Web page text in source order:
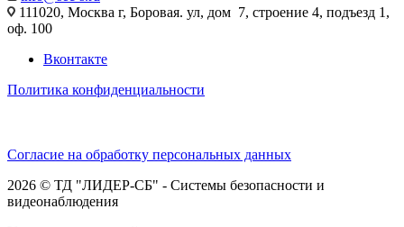
111020, Москва г, Боровая. ул, дом 7, строение 4, подъезд 1,
оф. 100
Вконтакте
Политика конфиденциальности
Согласие на обработку персональных данных
2026 © ТД "ЛИДЕР-СБ" - Системы безопасности и
видеонаблюдения